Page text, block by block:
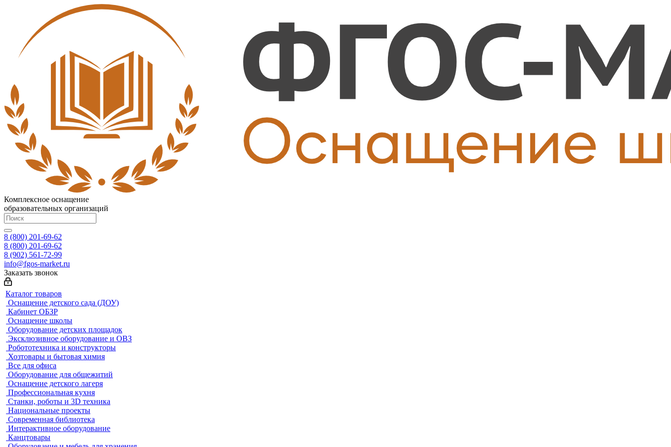
Комплексное оснащение
образовательных организаций
8 (800) 201-69-62
8 (800) 201-69-62
8 (902) 561-72-99
info@fgos-market.ru
Заказать звонок
Каталог товаров
Оснащение детского сада (ДОУ)
Кабинет ОБЗР
Оснащение школы
Оборудование детских площадок
Эксклюзивное оборудование и ОВЗ
Робототехника и конструкторы
Хозтовары и бытовая химия
Все для офиса
Оборудование для общежитий
Оснащение детского лагеря
Профессиональная кухня
Станки, роботы и 3D техника
Национальные проекты
Современная библиотека
Интерактивное оборудование
Канцтовары